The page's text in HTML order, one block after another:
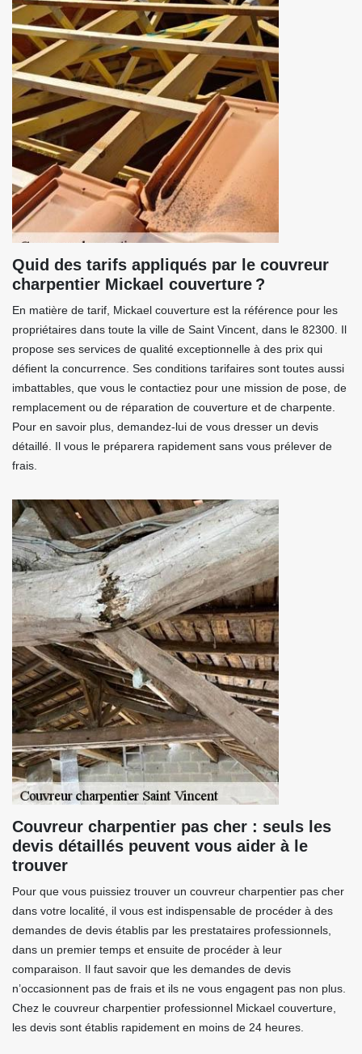
Quid des tarifs appliqués par le couvreur
charpentier Mickael couverture ?
En matière de tarif, Mickael couverture est la référence pour les
propriétaires dans toute la ville de Saint Vincent, dans le 82300. Il
propose ses services de qualité exceptionnelle à des prix qui
défient la concurrence. Ses conditions tarifaires sont toutes aussi
imbattables, que vous le contactiez pour une mission de pose, de
remplacement ou de réparation de couverture et de charpente.
Pour en savoir plus, demandez-lui de vous dresser un devis
détaillé. Il vous le préparera rapidement sans vous prélever de
frais.
Couvreur charpentier pas cher : seuls les
devis détaillés peuvent vous aider à le
trouver
Pour que vous puissiez trouver un couvreur charpentier pas cher
dans votre localité, il vous est indispensable de procéder à des
demandes de devis établis par les prestataires professionnels,
dans un premier temps et ensuite de procéder à leur
comparaison. Il faut savoir que les demandes de devis
n’occasionnent pas de frais et ils ne vous engagent pas non plus.
Chez le couvreur charpentier professionnel Mickael couverture,
les devis sont établis rapidement en moins de 24 heures.